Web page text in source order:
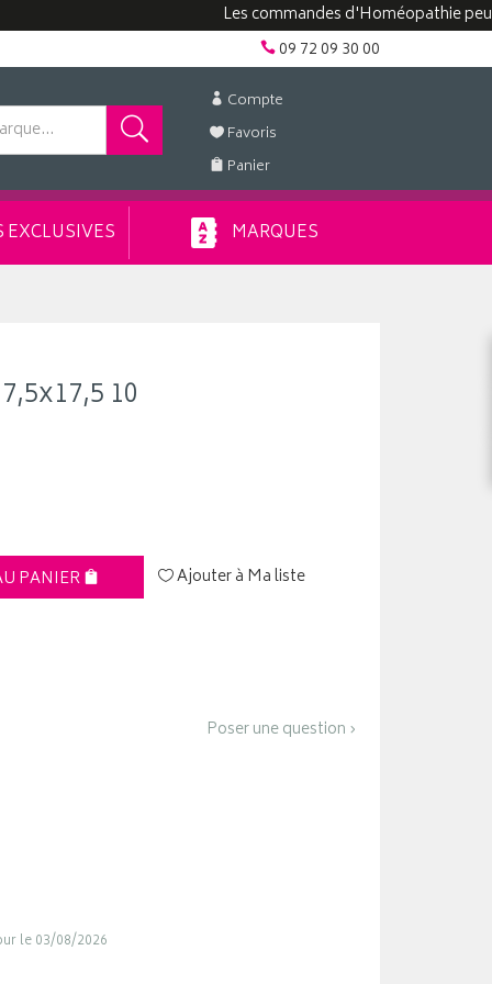
Les commandes d'Homéopathie peuvent
09 72 09 30 00
Compte
Favoris
Panier
EXCLUSIVES MARQUES
10
PANIER Ajouter à Ma liste
Poser une question ›
le 03/08/2026